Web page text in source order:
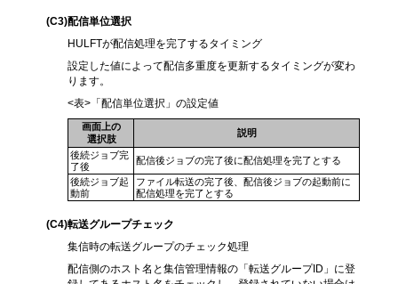
(C3)配信単位選択
HULFTが配信処理を完了するタイミング
設定した値によって配信多重度を更新するタイミングが変わ
ります。
<表>「配信単位選択」の設定値
画面上の
選択肢
説明
後続ジョブ完
了後
配信後ジョブの完了後に配信処理を完了とする
後続ジョブ起
動前
ファイル転送の完了後、配信後ジョブの起動前に
配信処理を完了とする
(C4)転送グループチェック
集信時の転送グループのチェック処理
配信側のホスト名と集信管理情報の「転送グループID」に登